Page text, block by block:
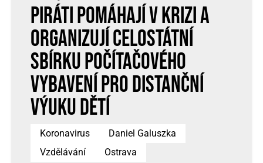
Piráti pomáhají v krizi a
organizují celostátní
sbírku počítačového
vybavení pro distanční
výuku dětí
Koronavirus
Daniel Galuszka
Vzdělávání
Ostrava